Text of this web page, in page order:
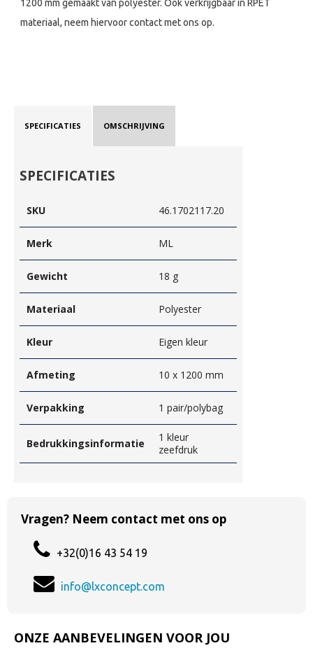
1200 mm gemaakt van polyester. Ook verkrijgbaar in RPET
materiaal, neem hiervoor contact met ons op.
SPECIFICATIES OMSCHRIJVING
SPECIFICATIES
SKU 46.1702117.20
Merk ML
Gewicht 18 g
Materiaal Polyester
Kleur Eigen kleur
Afmeting 10 x 1200 mm
Verpakking 1 pair/polybag
Bedrukkingsinformatie
1 kleur
zeefdruk
Vragen? Neem contact met ons op
+32(0)16 43 54 19
info@lxconcept.com
ONZE AANBEVELINGEN VOOR JOU